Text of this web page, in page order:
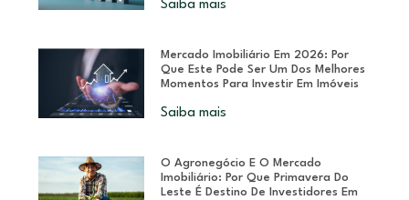
Saiba mais
Mercado Imobiliário Em 2026: Por
Que Este Pode Ser Um Dos Melhores
Momentos Para Investir Em Imóveis
Saiba mais
O Agronegócio E O Mercado
Imobiliário: Por Que Primavera Do
Leste É Destino De Investidores Em